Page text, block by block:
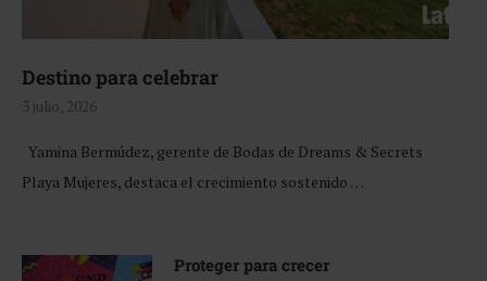
Destino para celebrar
3 julio, 2026
Yamina Bermúdez, gerente de Bodas de Dreams & Secrets
Playa Mujeres, destaca el crecimiento sostenido …
Proteger para crecer